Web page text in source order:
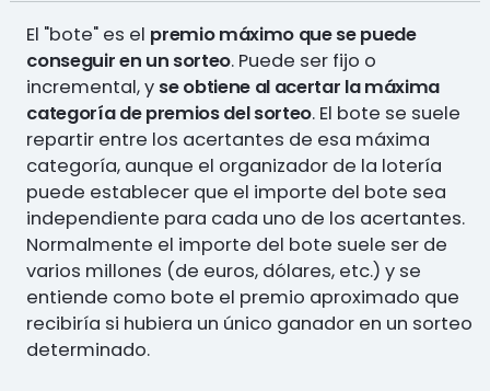
El "bote" es el premio máximo que se puede
conseguir en un sorteo. Puede ser fijo o
incremental, y se obtiene al acertar la máxima
categoría de premios del sorteo. El bote se suele
repartir entre los acertantes de esa máxima
categoría, aunque el organizador de la lotería
puede establecer que el importe del bote sea
independiente para cada uno de los acertantes.
Normalmente el importe del bote suele ser de
varios millones (de euros, dólares, etc.) y se
entiende como bote el premio aproximado que
recibiría si hubiera un único ganador en un sorteo
determinado.